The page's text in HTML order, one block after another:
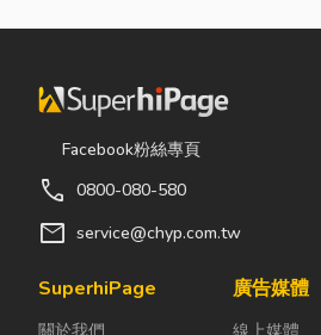
天都在使用的
實，一扇好的
門窗不只是遮
風避雨而已，
安全、採光、
通風與生活品
氣候潮濕多
共同噩夢。隨
越多屋主在老
管工程。到底
麼？它跟傳統
Facebook粉絲專頁
call 0800-080-580
mail service@chyp.com.tw
SuperhiPage
關於我們
廣告媒體
線上媒體